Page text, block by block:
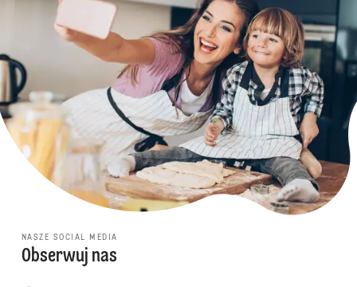
NASZE SOCIAL MEDIA
Obserwuj nas